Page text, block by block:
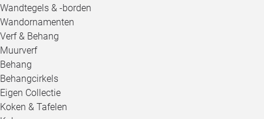
Wandtegels & -borden
Wandornamenten
Verf & Behang
Muurverf
Behang
Behangcirkels
Eigen Collectie
Koken & Tafelen